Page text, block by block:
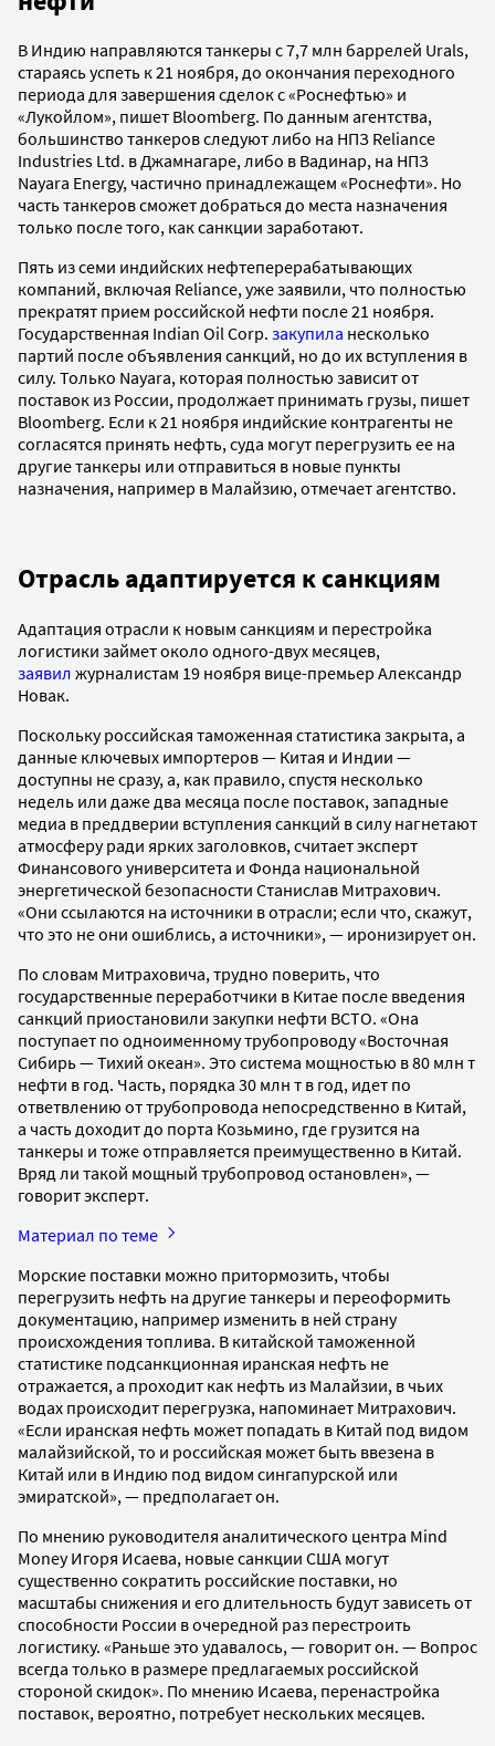
В Индию направляются танкеры с 7,7 млн баррелей Urals,
стараясь успеть к 21 ноября, до окончания переходного
периода для завершения сделок с «Роснефтью» и
«Лукойлом», пишет Bloomberg. По данным агентства,
большинство танкеров следуют либо на НПЗ Reliance
Industries Ltd. в Джамнагаре, либо в Вадинар, на НПЗ
Nayara Energy, частично принадлежащем «Роснефти». Но
часть танкеров сможет добраться до места назначения
только после того, как санкции заработают.
Пять из семи индийских нефтеперерабатывающих
компаний, включая Reliance, уже заявили, что полностью
прекратят прием российской нефти после 21 ноября.
Государственная Indian Oil Corp. закупила несколько
партий после объявления санкций, но до их вступления в
силу. Только Nayara, которая полностью зависит от
поставок из России, продолжает принимать грузы, пишет
Bloomberg. Если к 21 ноября индийские контрагенты не
согласятся принять нефть, суда могут перегрузить ее на
другие танкеры или отправиться в новые пункты
назначения, например в Малайзию, отмечает агентство.
Отрасль адаптируется к санкциям
Адаптация отрасли к новым санкциям и перестройка
логистики займет около одного-двух месяцев,
заявил журналистам 19 ноября вице-премьер Александр
Новак.
Поскольку российская таможенная статистика закрыта, а
данные ключевых импортеров — Китая и Индии —
доступны не сразу, а, как правило, спустя несколько
недель или даже два месяца после поставок, западные
медиа в преддверии вступления санкций в силу нагнетают
атмосферу ради ярких заголовков, считает эксперт
Финансового университета и Фонда национальной
энергетической безопасности Станислав Митрахович.
«Они ссылаются на источники в отрасли; если что, скажут,
что это не они ошиблись, а источники», — иронизирует он.
По словам Митраховича, трудно поверить, что
государственные переработчики в Китае после введения
санкций приостановили закупки нефти ВСТО. «Она
поступает по одноименному трубопроводу «Восточная
Сибирь — Тихий океан». Это система мощностью в 80 млн т
нефти в год. Часть, порядка 30 млн т в год, идет по
ответвлению от трубопровода непосредственно в Китай,
а часть доходит до порта Козьмино, где грузится на
танкеры и тоже отправляется преимущественно в Китай.
Вряд ли такой мощный трубопровод остановлен», —
говорит эксперт.
Материал по теме
Морские поставки можно притормозить, чтобы
перегрузить нефть на другие танкеры и переоформить
документацию, например изменить в ней страну
происхождения топлива. В китайской таможенной
статистике подсанкционная иранская нефть не
отражается, а проходит как нефть из Малайзии, в чьих
водах происходит перегрузка, напоминает Митрахович.
«Если иранская нефть может попадать в Китай под видом
малайзийской, то и российская может быть ввезена в
Китай или в Индию под видом сингапурской или
эмиратской», — предполагает он.
По мнению руководителя аналитического центра Mind
Money Игоря Исаева, новые санкции США могут
существенно сократить российские поставки, но
масштабы снижения и его длительность будут зависеть от
способности России в очередной раз перестроить
логистику. «Раньше это удавалось, — говорит он. — Вопрос
всегда только в размере предлагаемых российской
стороной скидок». По мнению Исаева, перенастройка
поставок, вероятно, потребует нескольких месяцев.